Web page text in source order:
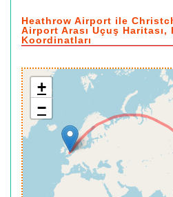
Heathrow Airport ile
Airport Arası Uçuş Haritası,
Koordinatları
+
−